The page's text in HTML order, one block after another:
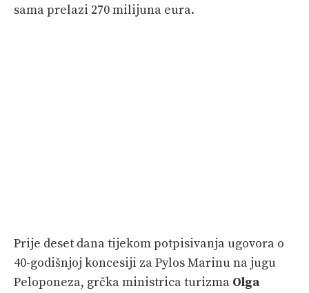
sama prelazi 270 milijuna eura.
Prije deset dana tijekom potpisivanja ugovora o
40-godišnjoj koncesiji za Pylos Marinu na jugu
Peloponeza, grčka ministrica turizma Olga